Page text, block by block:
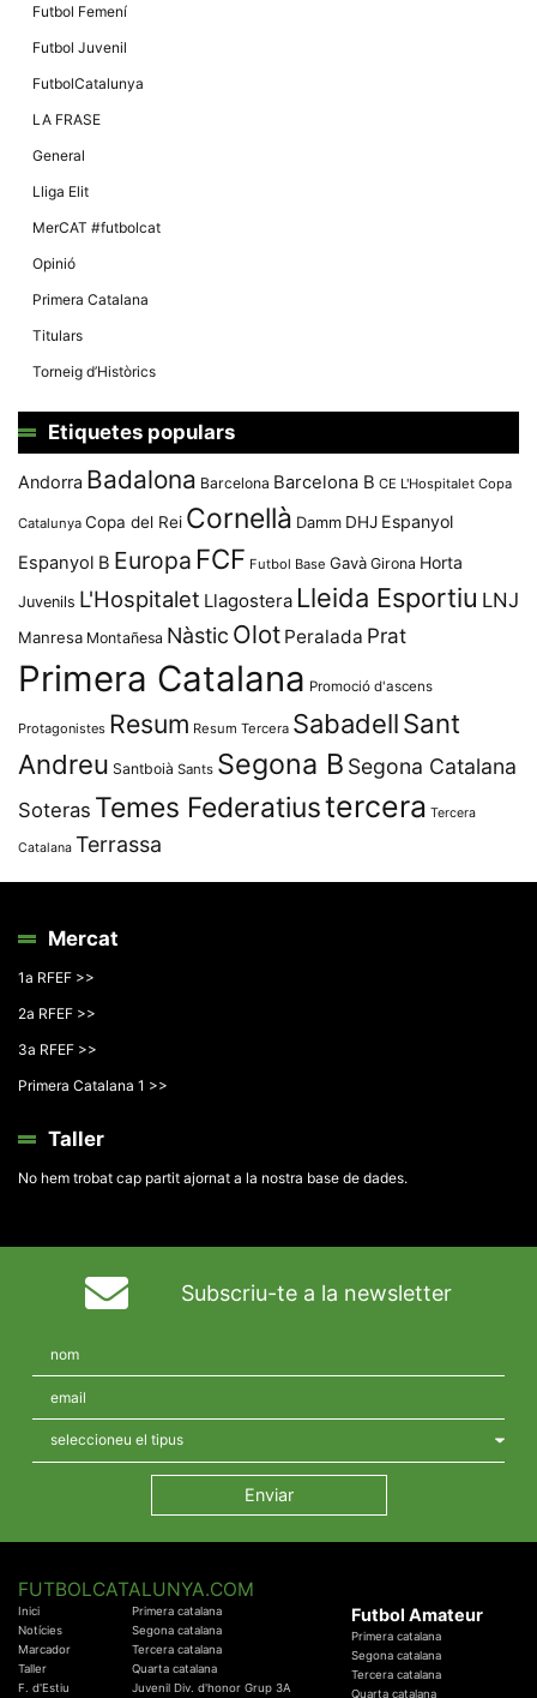
Futbol Femení
Futbol Juvenil
FutbolCatalunya
LA FRASE
General
Lliga Elit
MerCAT #futbolcat
Opinió
Primera Catalana
Titulars
Torneig d’Històrics
Etiquetes populars
Andorra Badalona Barcelona Barcelona B CE L'Hospitalet Copa
Catalunya Copa del Rei Cornellà Damm DHJ Espanyol
Espanyol B Europa FCF Futbol Base Gavà Girona Horta
Juvenils L'Hospitalet Llagostera Lleida Esportiu LNJ
Manresa Montañesa Nàstic Olot Peralada Prat
Primera Catalana Promoció d'ascens
Protagonistes Resum Resum Tercera SabadellSant
Andreu Santboià Sants Segona B Segona Catalana
Soteras Temes Federatiustercera Tercera
Catalana Terrassa
Mercat
1a RFEF >>
2a RFEF >>
3a RFEF >>
Primera Catalana 1 >>
Taller
No hem trobat cap partit ajornat a la nostra base de dades.
Subscriu-te a la newsletter
FUTBOLCATALUNYA.COM
Inici
Notícies
Marcador
Taller
F. d'Estiu
Primera catalana
Segona catalana
Tercera catalana
Quarta catalana
Juvenil Div. d'honor Grup 3A
Futbol Amateur
Primera catalana
Segona catalana
Tercera catalana
Quarta catalana